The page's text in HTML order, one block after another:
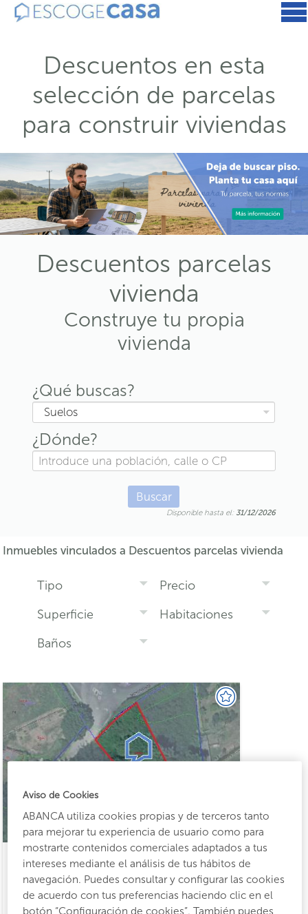
Descuentos en esta
selección de parcelas
para construir viviendas
Descuentos parcelas
vivienda
Construye tu propia
vivienda
¿Qué buscas?
Suelos
¿Dónde?
Buscar
Disponible hasta el:31/12/2026
Inmuebles vinculados a Descuentos parcelas vivienda
Tipo
Precio
Superficie
Habitaciones
Baños
Suelo urbano en Oleiros
Aviso de Cookies
ABANCA utiliza cookies propias y de terceros tanto
para mejorar tu experiencia de usuario como para
mostrarte contenidos comerciales adaptados a tus
intereses mediante el análisis de tus hábitos de
navegación. Puedes consultar y configurar las cookies
de acuerdo con tus preferencias haciendo clic en el
botón “Configuración de cookies”. También puedes